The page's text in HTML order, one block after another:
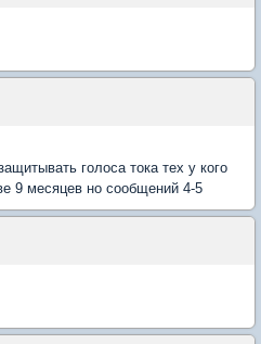
голоса тока тех у кого
9 месяцев но сообщений 4-5